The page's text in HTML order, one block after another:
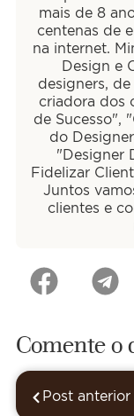
mais de 8
centenas de
na internet.
Design e
designers,
criadora dos
de Sucesso",
do
"Designer
Fidelizar
Juntos
clientes e
Comente o
Post anterior